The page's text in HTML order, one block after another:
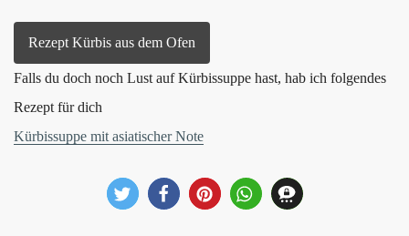
Rezept Kürbis aus dem Ofen
Falls du doch noch Lust auf Kürbissuppe hast, hab ich folgendes
Rezept für dich
Kürbissuppe mit asiatischer Note